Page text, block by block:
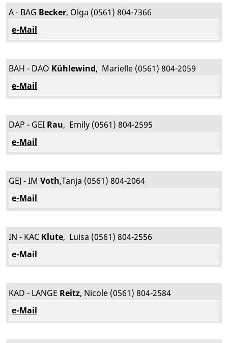
A - BAG Becker, Olga (0561) 804-7366
e-Mail
BAH - DAO Kühlewind, Marielle (0561) 804-2059
e-Mail
DAP - GEI Rau, Emily (0561) 804-2595
e-Mail
GEJ - IM Voth,Tanja (0561) 804-2064
e-Mail
IN - KAC Klute, Luisa (0561) 804-2556
e-Mail
KAD - LANGE Reitz, Nicole (0561) 804-2584
e-Mail